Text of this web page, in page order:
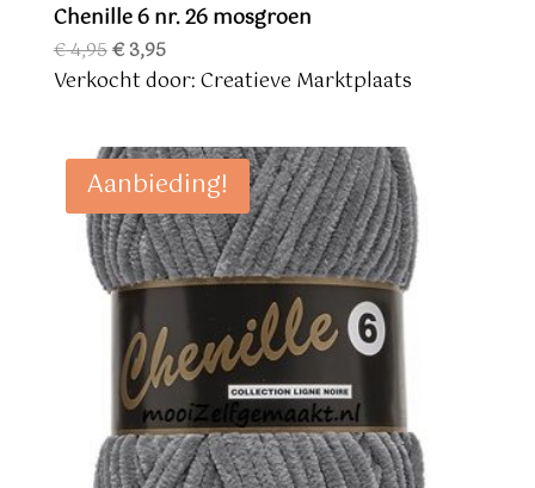
Chenille 6 nr. 26 mosgroen
€4,95Oorspronkelijke
prijs
€3,95Huidige
prijs
Verkocht door: Creatieve Marktplaats
Aanbieding!